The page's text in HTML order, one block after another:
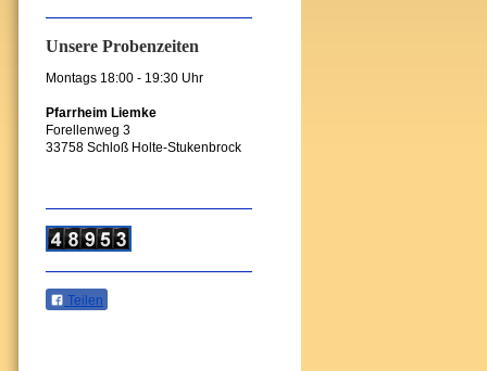
Unsere Probenzeiten
Montags 18:00 - 19:30 Uhr
Pfarrheim Liemke
Forellenweg 3
33758 Schloß Holte-Stukenbrock
Teilen